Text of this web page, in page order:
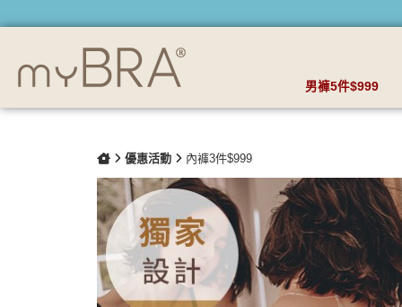
男褲5件$999
優惠活動 內褲3件$999